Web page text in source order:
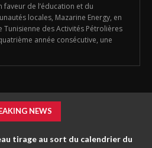
faveur de l’éducation et du
locales, Mazarine Energy, en
Tunisienne des Activités Pétrolières
année consécutive, une
NEWS
tirage au sort du calendrier du